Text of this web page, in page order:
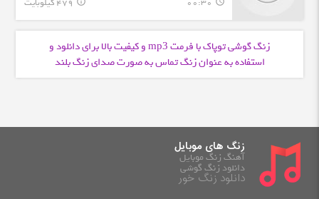
00:30 479 کیلوبایت
زنگ گوشی توپاک با فرمت mp3 و کیفیت بالا برای دانلود و
استفاده به عنوان زنگ تماس به صورت صدای زنگ بلند
زنگ های موبایل
آهنگ زنگ موبایل
دانلود زنگ گوشی
دانلود زنگ خور